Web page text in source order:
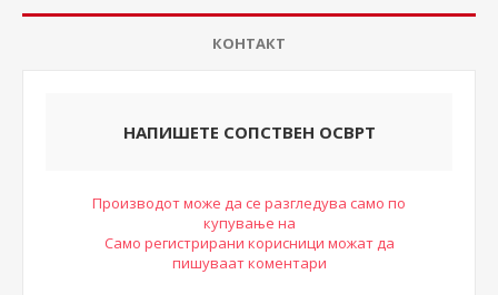
КОНТАКТ
НАПИШЕТЕ СОПСТВЕН ОСВРТ
Производот може да се разгледува само по
купување на
Само регистрирани корисници можат да
пишуваат коментари